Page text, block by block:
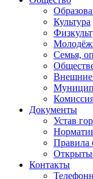
Культура
Семья,
Внешние
Документы
Устав
Правила
Контакты